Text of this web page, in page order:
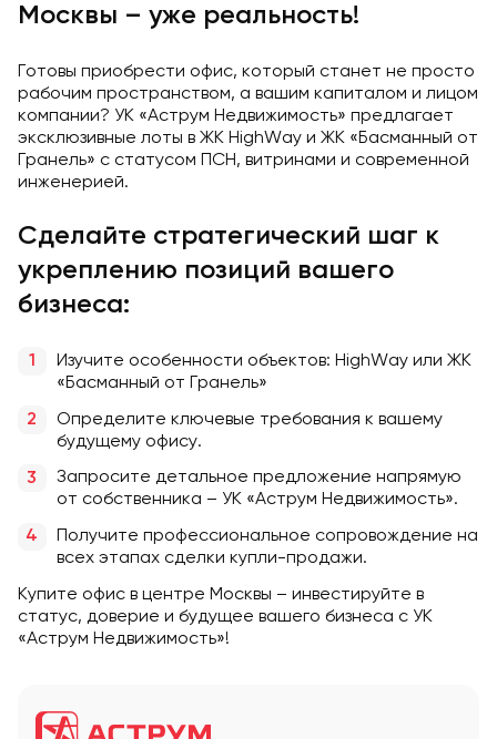
Москвы – уже реальность!
Готовы приобрести офис, который станет не просто
рабочим пространством, а вашим капиталом и лицом
компании? УК «Аструм Недвижимость» предлагает
эксклюзивные лоты в ЖК HighWay и ЖК «Басманный от
Гранель» с статусом ПСН, витринами и современной
инженерией.
Сделайте стратегический шаг к
укреплению позиций вашего
бизнеса:
Изучите особенности объектов: HighWay или ЖК
«Басманный от Гранель»
Определите ключевые требования к вашему
будущему офису.
Запросите детальное предложение напрямую
от собственника – УК «Аструм Недвижимость».
Получите профессиональное сопровождение на
всех этапах сделки купли-продажи.
Купите офис в центре Москвы – инвестируйте в
статус, доверие и будущее вашего бизнеса с УК
«Аструм Недвижимость»!